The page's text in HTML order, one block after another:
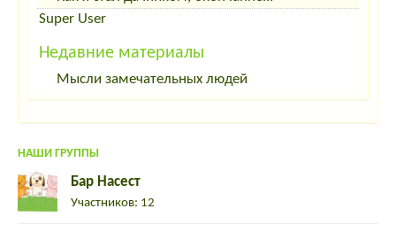
Super User
Недавние материалы
Мысли замечательных людей
НАШИ ГРУППЫ
Бар Насест
Участников: 12